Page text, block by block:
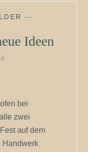
—
Ideen
bei
zwei
auf dem
Handwerk